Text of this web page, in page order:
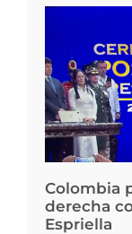
Colombia
derecha
Espriella